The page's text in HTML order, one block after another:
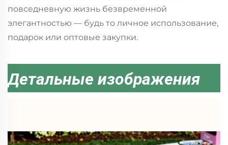
повседневную жизнь безвременной
элегантностью — будь то личное использование,
подарок или оптовые закупки.
Детальные изображения